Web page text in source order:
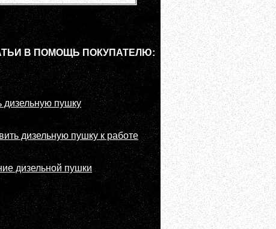
В ПОМОЩЬ ПОКУПАТЕЛЮ:
дизельную пушку
дизельную пушку к работе
дизельной пушки